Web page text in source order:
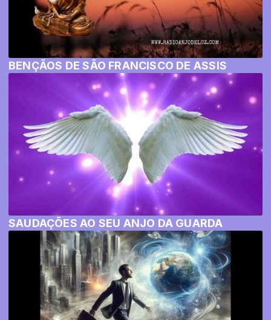
BENÇÃOS DE SÃO FRANCISCO DE ASSIS
SAUDAÇÕES AO SEU ANJO DA GUARDA